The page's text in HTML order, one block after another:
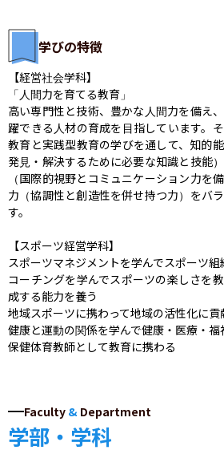
学びの特徴
【経営社会学科】
「人間力を育てる教育」
高い専門性と技術、豊かな人間力を備え
躍できる人材の育成を目指しています。
教育と実践型教育の学びを通して、知的
発見・解決するために必要な知識と技能
（国際的視野とコミュニケーション力を
力（協調性と創造性を併せ持つ力）をバ
す。
【スポーツ経営学科】
スポーツマネジメントを学んでスポーツ
コーチングを学んでスポーツの楽しさを
成する能力を養う
地域スポーツに携わって地域の活性化に貢
健康と運動の関係を学んで健康・医療・
保健体育教師として教育に携わる
Faculty & Department
学部・学科